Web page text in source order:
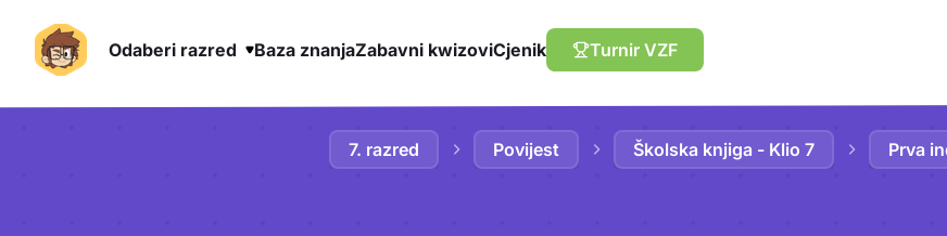
Odaberi razred Baza znanjaZabavni kwizoviCjenik Turnir VZF
7. razred
Povijest Školska knjiga - Klio 7 Prva